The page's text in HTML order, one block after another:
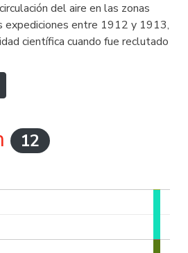
del aire en las zonas
expediciones entre 1912 y 1913,
científica cuando fue reclutado
12